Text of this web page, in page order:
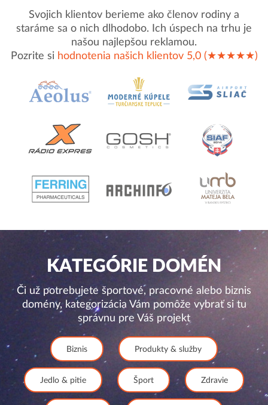
Svojich klientov berieme ako členov rodiny a
staráme sa o nich dlhodobo. Ich úspech na trhu je
našou najlepšou reklamou.
Pozrite si hodnotenia našich klientov 5,0 (★★★★★)
KATEGÓRIE DOMÉN
Či už potrebujete športové, pracovné alebo biznis
domény, kategorizácia Vám pomôže vybrať si tu
správnu pre Váš projekt
Biznis Produkty & služby
Jedlo & pitie Šport Zdravie